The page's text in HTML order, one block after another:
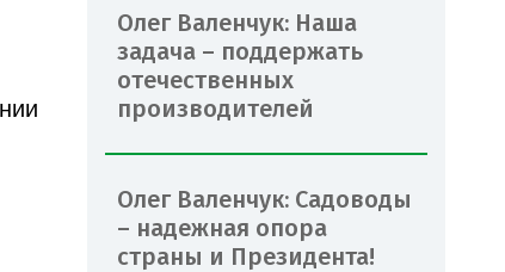
Олег Валенчук: Наша
задача – поддержать
отечественных
производителей
Олег Валенчук: Садоводы
– надежная опора
страны и Президента!